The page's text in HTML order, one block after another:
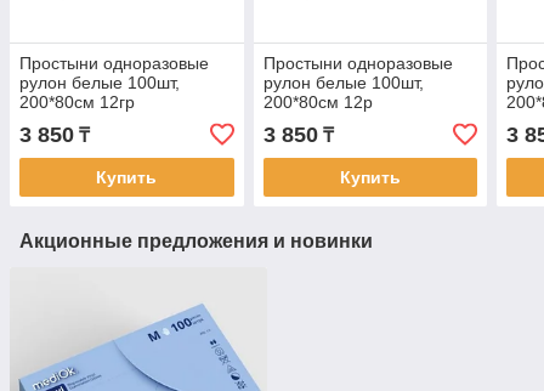
Простыни одноразовые
рулон белые 100шт,
200*80см 12гр
3 850 ₸
Купить
Простыни одноразовые
рулон белые 100шт,
200*80см 12р
3 850₸
Купить
3
Акционные предложения и новинки